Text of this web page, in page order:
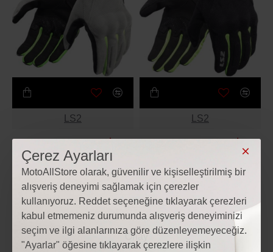
Çerez Ayarları
MotoAllStore olarak, güvenilir ve kişiselleştirilmiş bir
alışveriş deneyimi sağlamak için çerezler
kullanıyoruz. Reddet seçeneğine tıklayarak çerezleri
kabul etmemeniz durumunda alışveriş deneyiminizi
seçim ve ilgi alanlarınıza göre düzenleyemeyeceğiz.
"Ayarlar" öğesine tıklayarak çerezlere ilişkin
LS2
GRİ-NEON SARI
1.499₺
LS2
1.499₺
EN YENI